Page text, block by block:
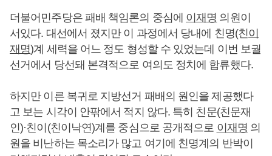
더불어민주당은 패배 책임론의 중심에 이재명 의원이
서있다. 대선에서 졌지만 이 과정에서 당내에 친명(친이
재명)계 세력을 어느 정도 형성할 수 있었는데 이번 보궐
선거에서 당선돼 본격적으로 여의도 정치에 합류했다.
하지만 이른 복귀로 지방선거 패배의 원인을 제공했다
고 보는 시각이 안팎에서 적지 않다. 특히 친문(친문재
인)·친이(친이낙연)계를 중심으로 공개적으로 이재명 의
원을 비난하는 목소리가 많고 여기에 친명계의 반박이